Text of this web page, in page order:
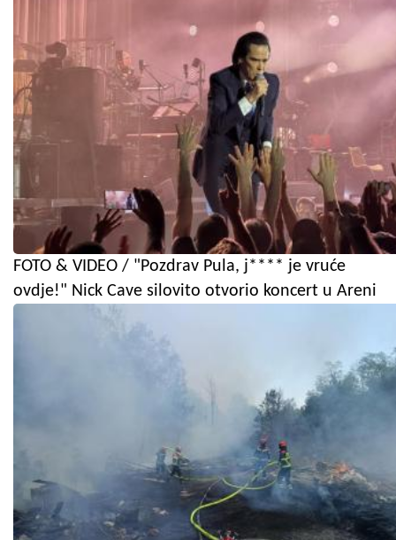
FOTO & VIDEO / "Pozdrav Pula, j**** je vruće
ovdje!" Nick Cave silovito otvorio koncert u Areni